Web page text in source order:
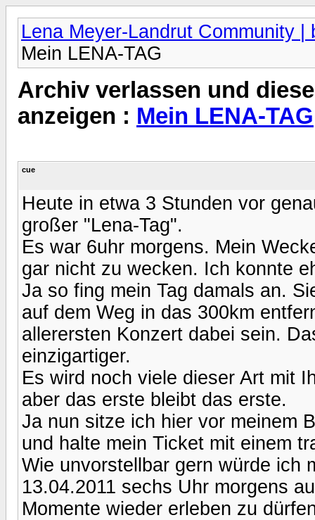
Lena Meyer-Landrut Community |
Mein LENA-TAG
Archiv verlassen und
anzeigen : Mein LENA-TAG
cue
Heute in etwa 3 Stunden vor
großer "Lena-Tag".
Es war 6uhr morgens. Mein
gar nicht zu wecken. Ich konnte
Ja so fing mein Tag damals an.
auf dem Weg in das 300km
allerersten Konzert dabei sein.
einzigartiger.
Es wird noch viele dieser Art mit
aber das erste bleibt das erste.
Ja nun sitze ich hier vor meinem
und halte mein Ticket mit einem
Wie unvorstellbar gern würde ich
13.04.2011 sechs Uhr morgens
Momente wieder erleben zu